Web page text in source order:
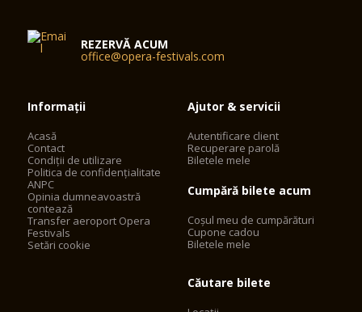
REZERVĂ ACUM
office@opera-festivals.com
Informații
Acasă
Contact
Condiții de utilizare
Politica de confidențialitate
ANPC
Opinia dumneavoastră
contează
Transfer aeroport Opera
Festivals
Setări cookie
Ajutor & servicii
Autentificare client
Recuperare parolă
Biletele mele
Cumpără bilete acum
Coșul meu de cumpărături
Cupone cadou
Biletele mele
Căutare bilete